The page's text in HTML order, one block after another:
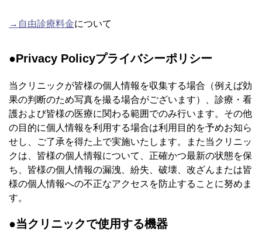
→自由診療料金について
●Privacy Policyプライバシーポリシー
当クリニックが皆様の個人情報を収集する場合（例えば効
果の判断のため写真を撮る場合がございます）、診療・看
護および皆様の医療に関わる範囲でのみ行います。その他
の目的に個人情報を利用する場合は利用目的を予めお知ら
せし、ご了承を得た上で実施いたします。
また当クリニッ
クは、皆様の個人情報について、正確かつ最新の状態を保
ち、皆様の個人情報の漏洩、紛失、破壊、改ざんまたは皆
様の個人情報への不正なアクセスを防止することに努めま
す。
●当クリニックで使用する機器